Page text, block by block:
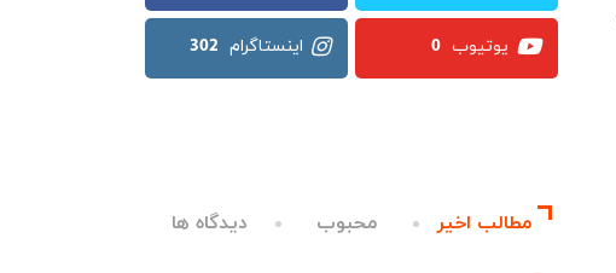
302 0
مطالب اخیر محبوب دیدگاه ها